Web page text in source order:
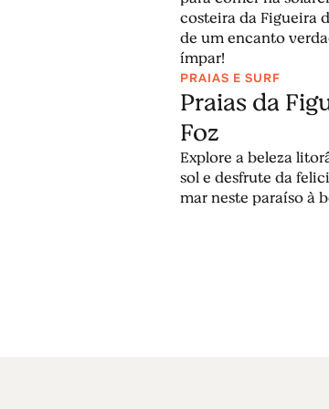
ilha da Morraceiraou mesmo
perder o magníficoCastelo
costeira da Figueira
de um encanto
ímpar!
PRAIAS E SURF
Praias da
Foz
Explore a beleza
sol e desfrute da
mar neste paraíso à